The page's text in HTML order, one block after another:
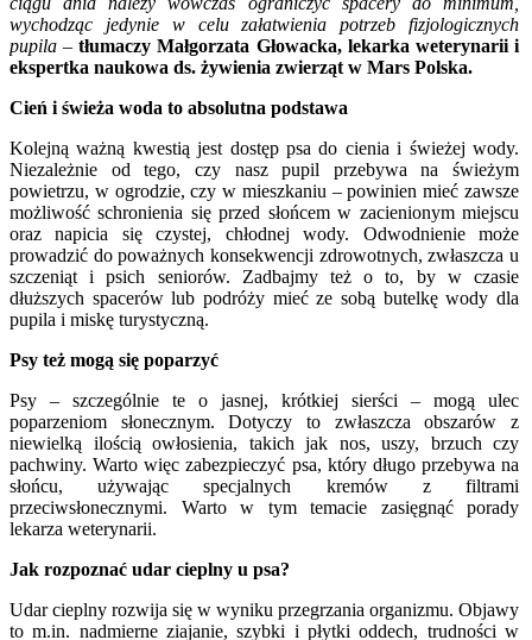
wychodząc jedynie w celu załatwienia potrzeb fizjologicznych
pupila–tłumaczy Małgorzata Głowacka, lekarka weterynarii i
ekspertka naukowa ds. żywienia zwierząt w Mars Polska.
Cień i świeża woda to absolutna podstawa
Kolejną ważną kwestią jest dostęp psa do cienia i świeżej wody.
Niezależnie od tego, czy nasz pupil przebywa na świeżym
powietrzu, w ogrodzie, czy w mieszkaniu – powinien mieć zawsze
możliwość schronienia się przed słońcem w zacienionym miejscu
oraz napicia się czystej, chłodnej wody. Odwodnienie może
prowadzić do poważnych konsekwencji zdrowotnych, zwłaszcza u
szczeniąt i psich seniorów. Zadbajmy też o to, by w czasie
dłuższych spacerów lub podróży mieć ze sobą butelkę wody dla
pupila i miskę turystyczną.
Psy też mogą się poparzyć
Psy – szczególnie te o jasnej, krótkiej sierści – mogą ulec
poparzeniom słonecznym. Dotyczy to zwłaszcza obszarów z
niewielką ilością owłosienia, takich jak nos, uszy, brzuch czy
pachwiny. Warto więc zabezpieczyć psa, który długo przebywa na
słońcu, używając specjalnych kremów z filtrami
przeciwsłonecznymi. Warto w tym temacie zasięgnąć porady
lekarza weterynarii.
Jak rozpoznać udar cieplny u psa?
Udar cieplny rozwija się w wyniku przegrzania organizmu. Objawy
to m.in. nadmierne ziajanie, szybki i płytki oddech, trudności w